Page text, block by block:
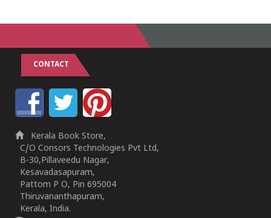
CONTACT
Kerala Book Store,
C/O Consors Technologies Pvt Ltd,
B-30,Pillaveedu Nagar,
Kesavadasapuram,
Pattom P O, Pin 695004
Thiruvananthapuram,
Kerala, India.